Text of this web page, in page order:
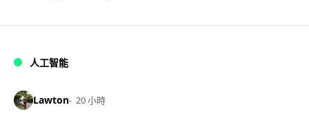
人工智能
Lawton 20 小時